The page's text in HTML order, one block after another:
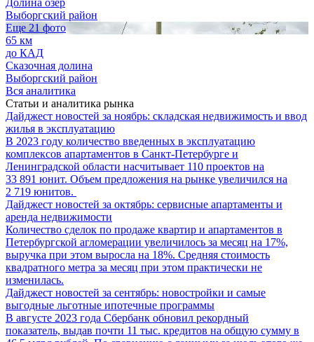
Выборгский район
Еще 21 фото
65 км
до КАД
Сказочная долина
Выборгский район
Вся аналитика
Статьи и аналитика рынка
Дайджест новостей за ноябрь: складская недвижимость и ввод
жилья в эксплуатацию
В 2023 году количество введенных в эксплуатацию
комплексов апартаментов в Санкт-Петербурге и
Ленинградской области насчитывает 110 проектов на
33 891 юнит. Объем предложения на рынке увеличился на
2 719 юнитов.
Дайджест новостей за октябрь: сервисные апартаменты и
аренда недвижимости
Количество сделок по продаже квартир и апартаментов в
Петербургской агломерации увеличилось за месяц на 17%,
выручка при этом выросла на 18%. Средняя стоимость
квадратного метра за месяц при этом практически не
изменилась.
Дайджест новостей за сентябрь: новостройки и самые
выгодные льготные ипотечные программы
В августе 2023 года Сбербанк обновил рекордный
показатель, выдав почти 11 тыс. кредитов на общую сумму в